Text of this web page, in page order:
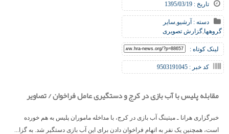
تاریخ : 1395/03/19
دسته : آرشیو,سایر
گروهها,گزارش تصویری
لینک کوتاه :
کد خبر : 9503191045
مقابله پلیس با آب بازی در کرج و دستگیری عامل فراخوان / تصاویر
خبرگزاری هرانا ـ میتینگ آب بازی در کرج، با مداخله ماموران پلیس به هم خورده
است، همچنین یک نفر به اتهام فراخوان دادن برای این آب بازی دستگیر شد. به گزا...